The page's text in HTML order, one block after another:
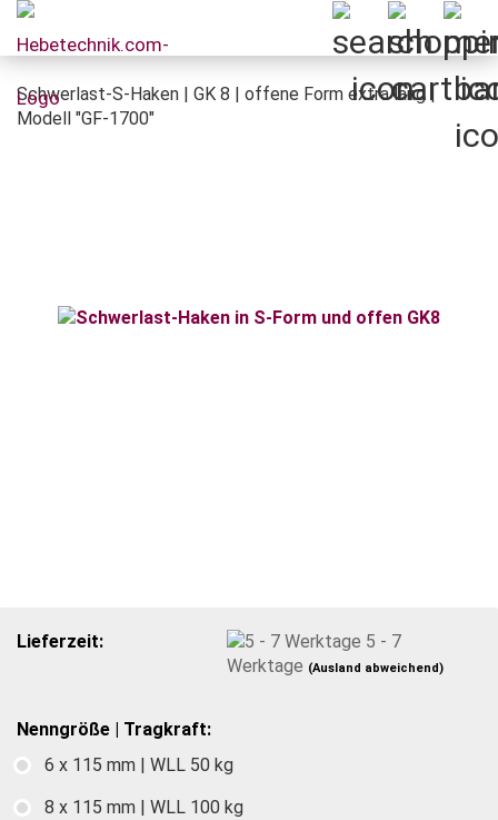
Schwerlast-S-Haken | GK 8 | offene Form extra lang |
Modell "GF-1700"
Lieferzeit:
5 - 7
Werktage (Ausland abweichend)
Nenngröße | Tragkraft:
6 x 115 mm | WLL 50 kg
8 x 115 mm | WLL 100 kg